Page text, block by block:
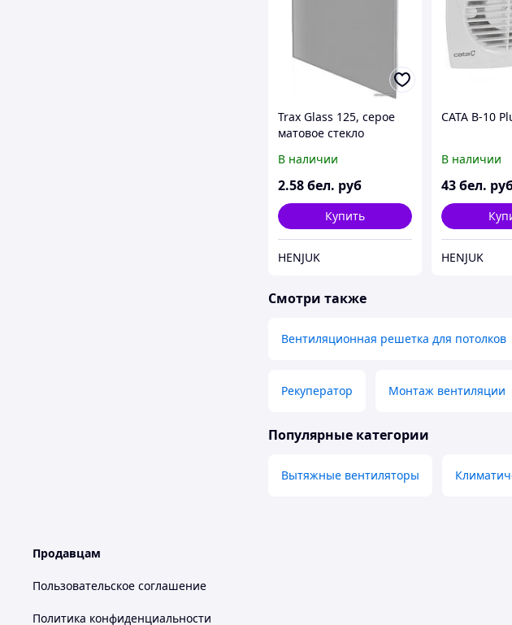
Trax Glass 125, серое
матовое стекло
В наличии
2.58бел. руб
Купить
HENJUK
CATA B-10
В наличии
43бел.
HENJUK
Смотри также
Вентиляционная решетка для потолков
Рекуператор Монтаж вентиляции
Популярные категории
Вытяжные вентиляторы
Продавцам
Пользовательское соглашение
Политика конфиденциальности